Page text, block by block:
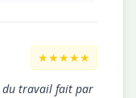
★★★★★
du travail fait par